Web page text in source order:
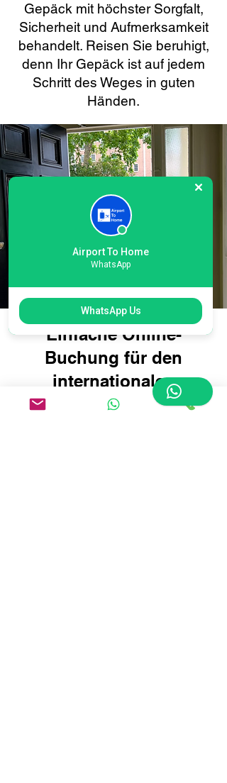
Gepäck mit höchster Sorgfalt,
Sicherheit und Aufmerksamkeit
behandelt. Reisen Sie beruhigt,
denn Ihr Gepäck ist auf jedem
Schritt des Weges in guten
Händen.
Einfache Online-
Buchung für den
internationalen
Flughafen Heathrow
Airport To Home
WhatsApp
WhatsApp Us